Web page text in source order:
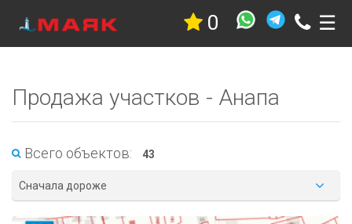
0 ☰
Недвижимость
Участки
Гостиницы
Дачи
Комнаты
Продажа участков - Анапа
Всего объектов: 43
Сначала дороже